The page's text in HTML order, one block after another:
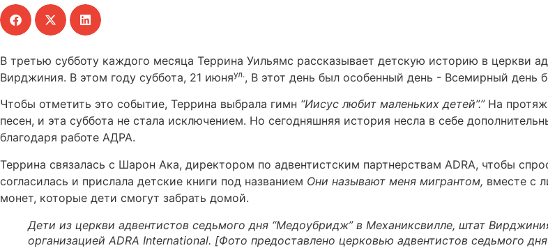
В третью субботу каждого месяца Террина Уильямс рассказывает детскую историю в церкви
Вирджиния. В этом году суббота, 21 июняул., В этот день был особенный день - Всемирный день
Чтобы отметить это событие, Террина выбрала гимн “Иисус любит маленьких детей”.”На
песен, и эта суббота не стала исключением. Но сегодняшняя история несла в себе
благодаря работе АДРА.
Террина связалась с Шарон Ака, директором по адвентистским партнерствам ADRA, чтобы
согласилась и прислала детские книги под названием Они называют меня мигрантом, вместе с
монет, которые дети смогут забрать домой.
Дети из церкви адвентистов седьмого дня “Медоубридж” в Механиксвилле, штат
организацией ADRA International. [Фото предоставлено церковью адвентистов седьмого